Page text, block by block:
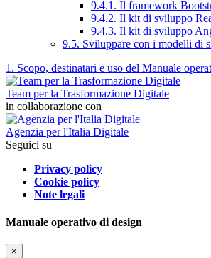
9.4.1. Il framework
9.4.2. Il kit di sviluppo
9.4.3. Il kit di sviluppo
9.5. Sviluppare con i modelli di
1. Scopo, destinatari e uso del Manuale
Team per la Trasformazione Digitale
in collaborazione con
Agenzia per l'Italia Digitale
Seguici su
Privacy policy
Cookie policy
Note legali
Manuale operativo di design
×